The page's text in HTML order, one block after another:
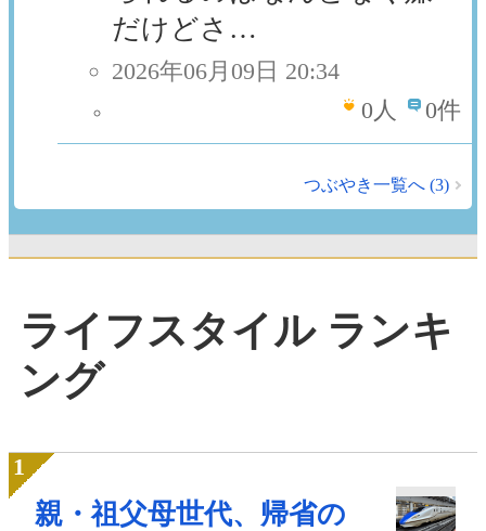
だけどさ…
2026年06月09日 20:34
0人 0件
つぶやき一覧へ (3)
ライフスタイル ランキ
ング
親・祖父母世代、帰省の